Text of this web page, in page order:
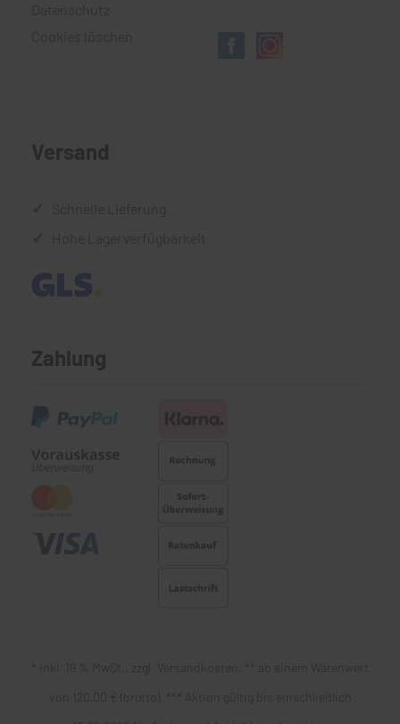
Datenschutz
Cookies löschen
Versand
Schnelle Lieferung
Hohe Lagerverfügbarkeit
Zahlung
* inkl. 19 % MwSt., zzgl. Versandkosten, ** ab einem Warenwert
von 120,00 € (brutto), *** Aktion gültig bis einschließlich